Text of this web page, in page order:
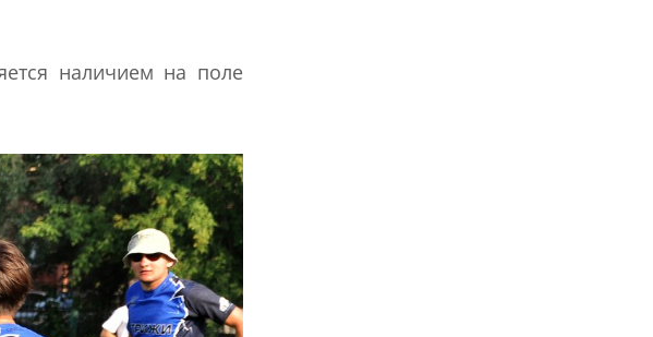
наличием на поле